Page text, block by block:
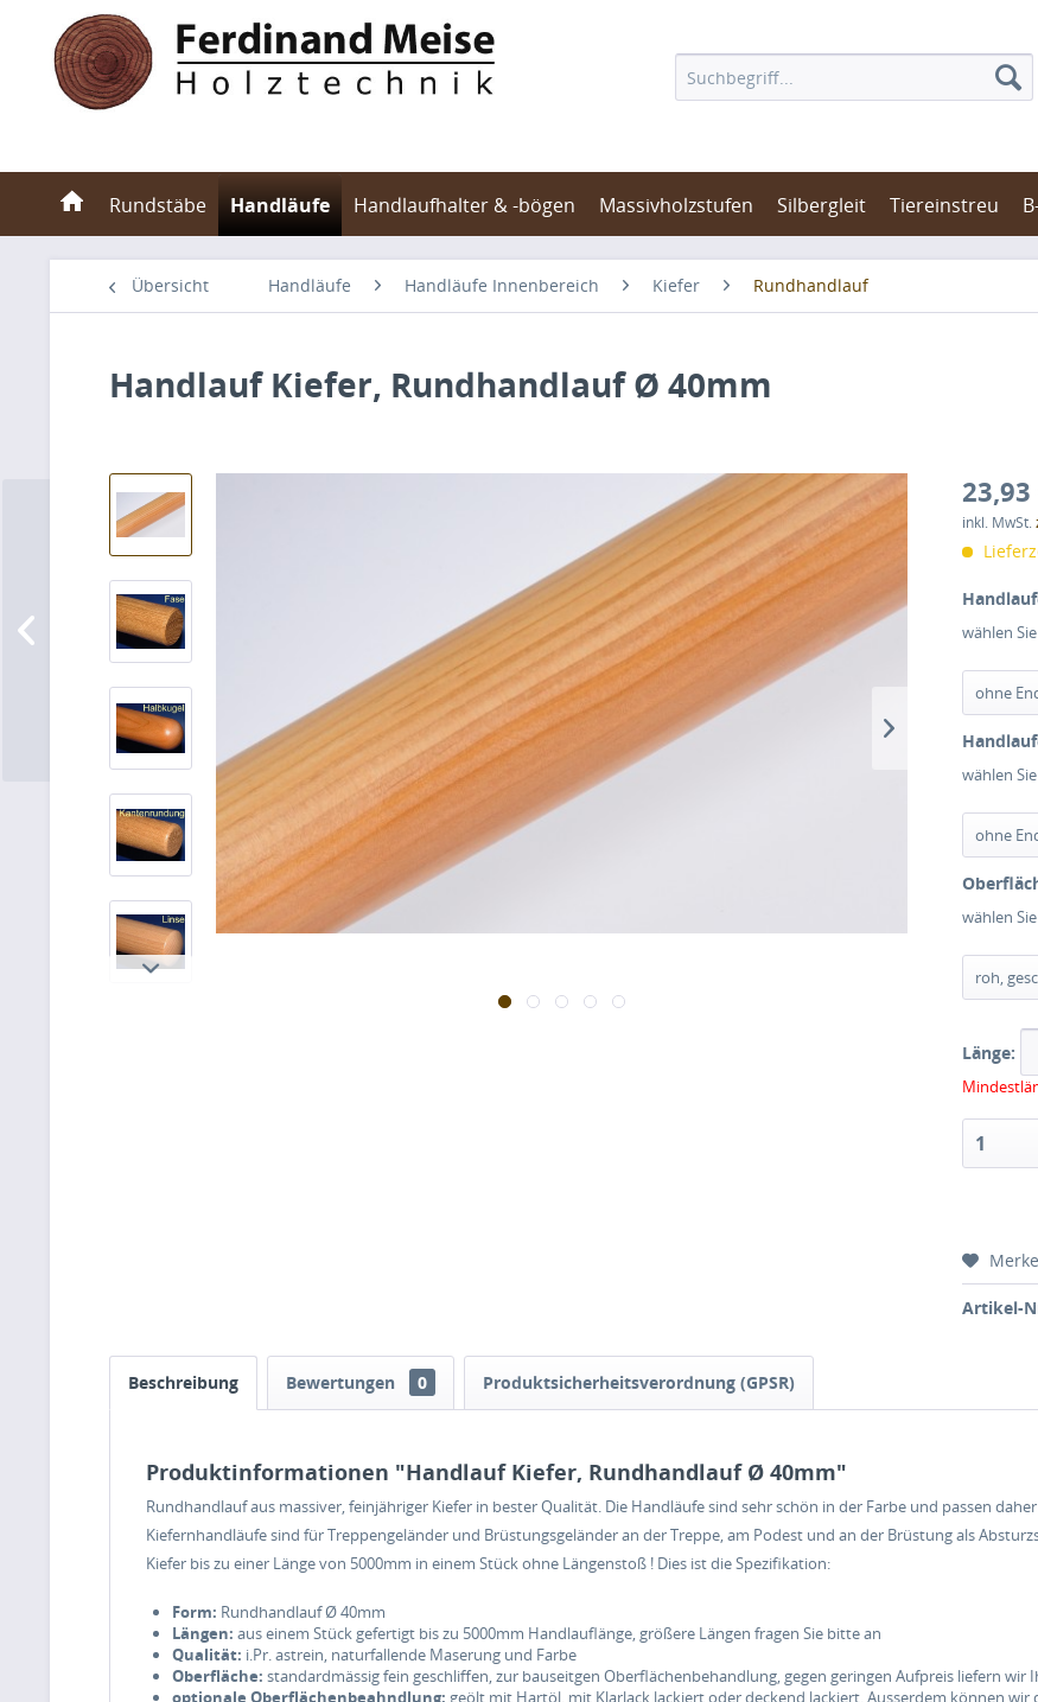
Rundstäbe Handläufe Handlaufhalter & -bögen Massivholzstufen Silbergleit Tiereinstreu
Übersicht Handläufe Handläufe Innenbereich Kiefer Rundhandlauf
Handlauf Kiefer, Rundhandlauf Ø 40mm
inkl. MwSt.
wählen
wählen
wählen
Länge:
Artikel-
Beschreibung Bewertungen 0 Produktsicherheitsverordnung (GPSR)
Produktinformationen "Handlauf Kiefer, Rundhandlauf Ø 40mm"
Rundhandlauf aus massiver, feinjähriger Kiefer in bester Qualität. Die Handläufe sind sehr schön in der Farbe und passen
Kiefernhandläufe sind für Treppengeländer und Brüstungsgeländer an der Treppe, am Podest und an der Brüstung als
Kiefer bis zu einer Länge von 5000mm in einem Stück ohne Längenstoß ! Dies ist die Spezifikation:
Form: Rundhandlauf Ø 40mm
Längen: aus einem Stück gefertigt bis zu 5000mm Handlauflänge, größere Längen fragen Sie bitte an
Qualität: i.Pr. astrein, naturfallende Maserung und Farbe
Oberfläche: standardmässig fein geschliffen, zur bauseitgen Oberflächenbehandlung, gegen geringen Aufpreis liefern
optionale Oberflächenbeahndlung: geölt mit Hartöl, mit Klarlack lackiertoderdeckend lackiert . Ausserdem können wir